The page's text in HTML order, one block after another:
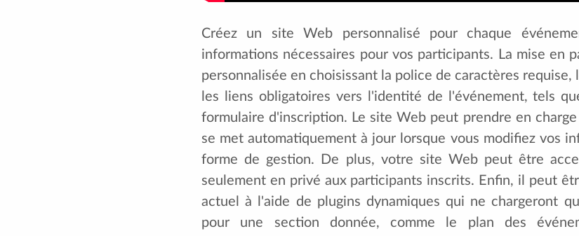
Créez un site Web personnalisé pour chaque
informations nécessaires pour vos participants. La mise en
personnalisée en choisissant la police de caractères
les liens obligatoires vers l'identité de l'événement, tels
formulaire d'inscription. Le site Web peut prendre en
se met automatiquement à jour lorsque vous modifiez vos
forme de gestion. De plus, votre site Web peut être
seulement en privé aux participants inscrits. Enfin, il peut
actuel à l'aide de plugins dynamiques qui ne chargeront
pour une section donnée, comme le plan des